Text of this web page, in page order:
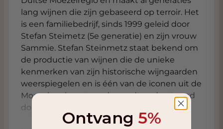
lang wijnen die zijn gebaseerd op terroir. Het
is een familiebedrijf, sinds 1999 geleid door
Stefan Steimetz (5e generatie) en zijn vrouw
Sammie. Stefan Steinmetz staat bekend om
de productie van wijnen die de unieke
kenmerken van zijn historische wijngaarden
weerspiegelen en is één van de iconen uit de
Moesel regio wat mede wordt ondersteund
door (zeer) hoge
van zijn
wijnen door de internationale wijnpers.
Ontvang 5%